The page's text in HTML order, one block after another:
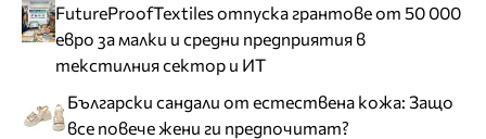
FutureProofTextiles отпуска грантове от 50 000
евро за малки и средни предприятия в
текстилния сектор и ИТ
Български сандали от естествена кожа: Защо
все повече жени ги предпочитат?